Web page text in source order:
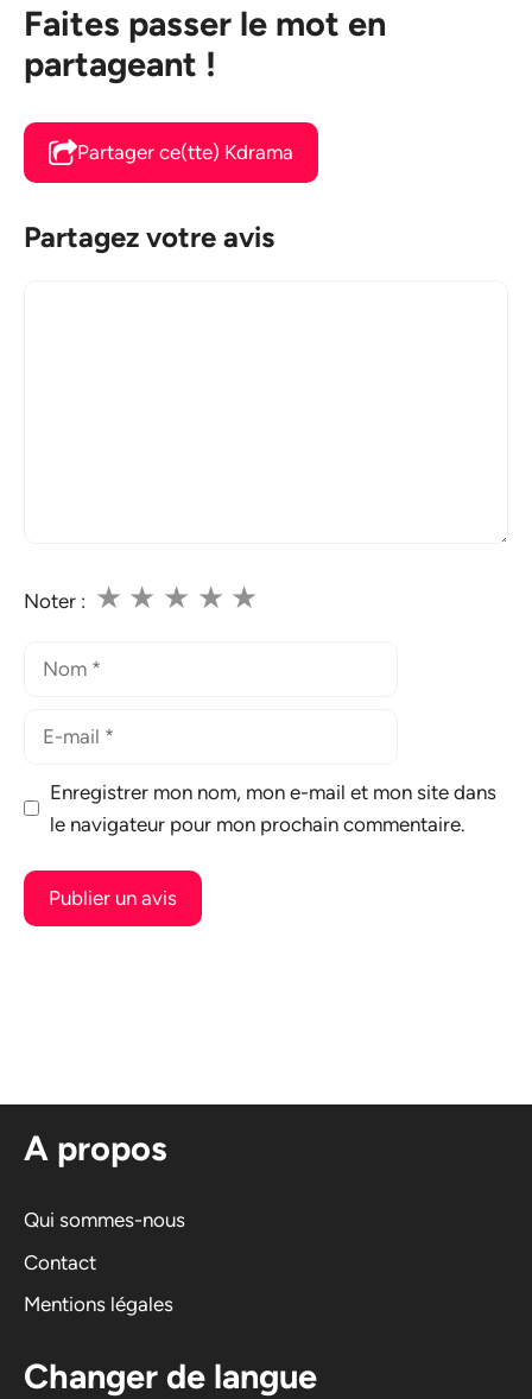
Faites passer le mot en
partageant !
Partager ce(tte) Kdrama
Partagez votre avis
Noter : ★
★
★
★
★
Enregistrer mon nom, mon e-mail et mon site dans
le navigateur pour mon prochain commentaire.
a
i
e
:
A propos
Qui sommes-nous
Contact
Mentions légales
Changer de langue